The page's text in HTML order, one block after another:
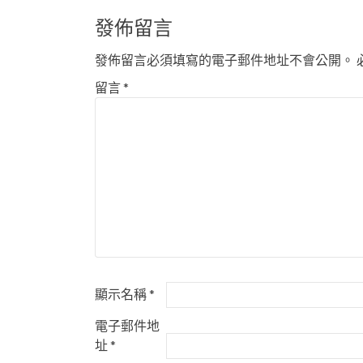
navigation
發佈留言
發佈留言必須填寫的電子郵件地址不會公開。
留言*
顯示名稱*
電子郵件地
址*